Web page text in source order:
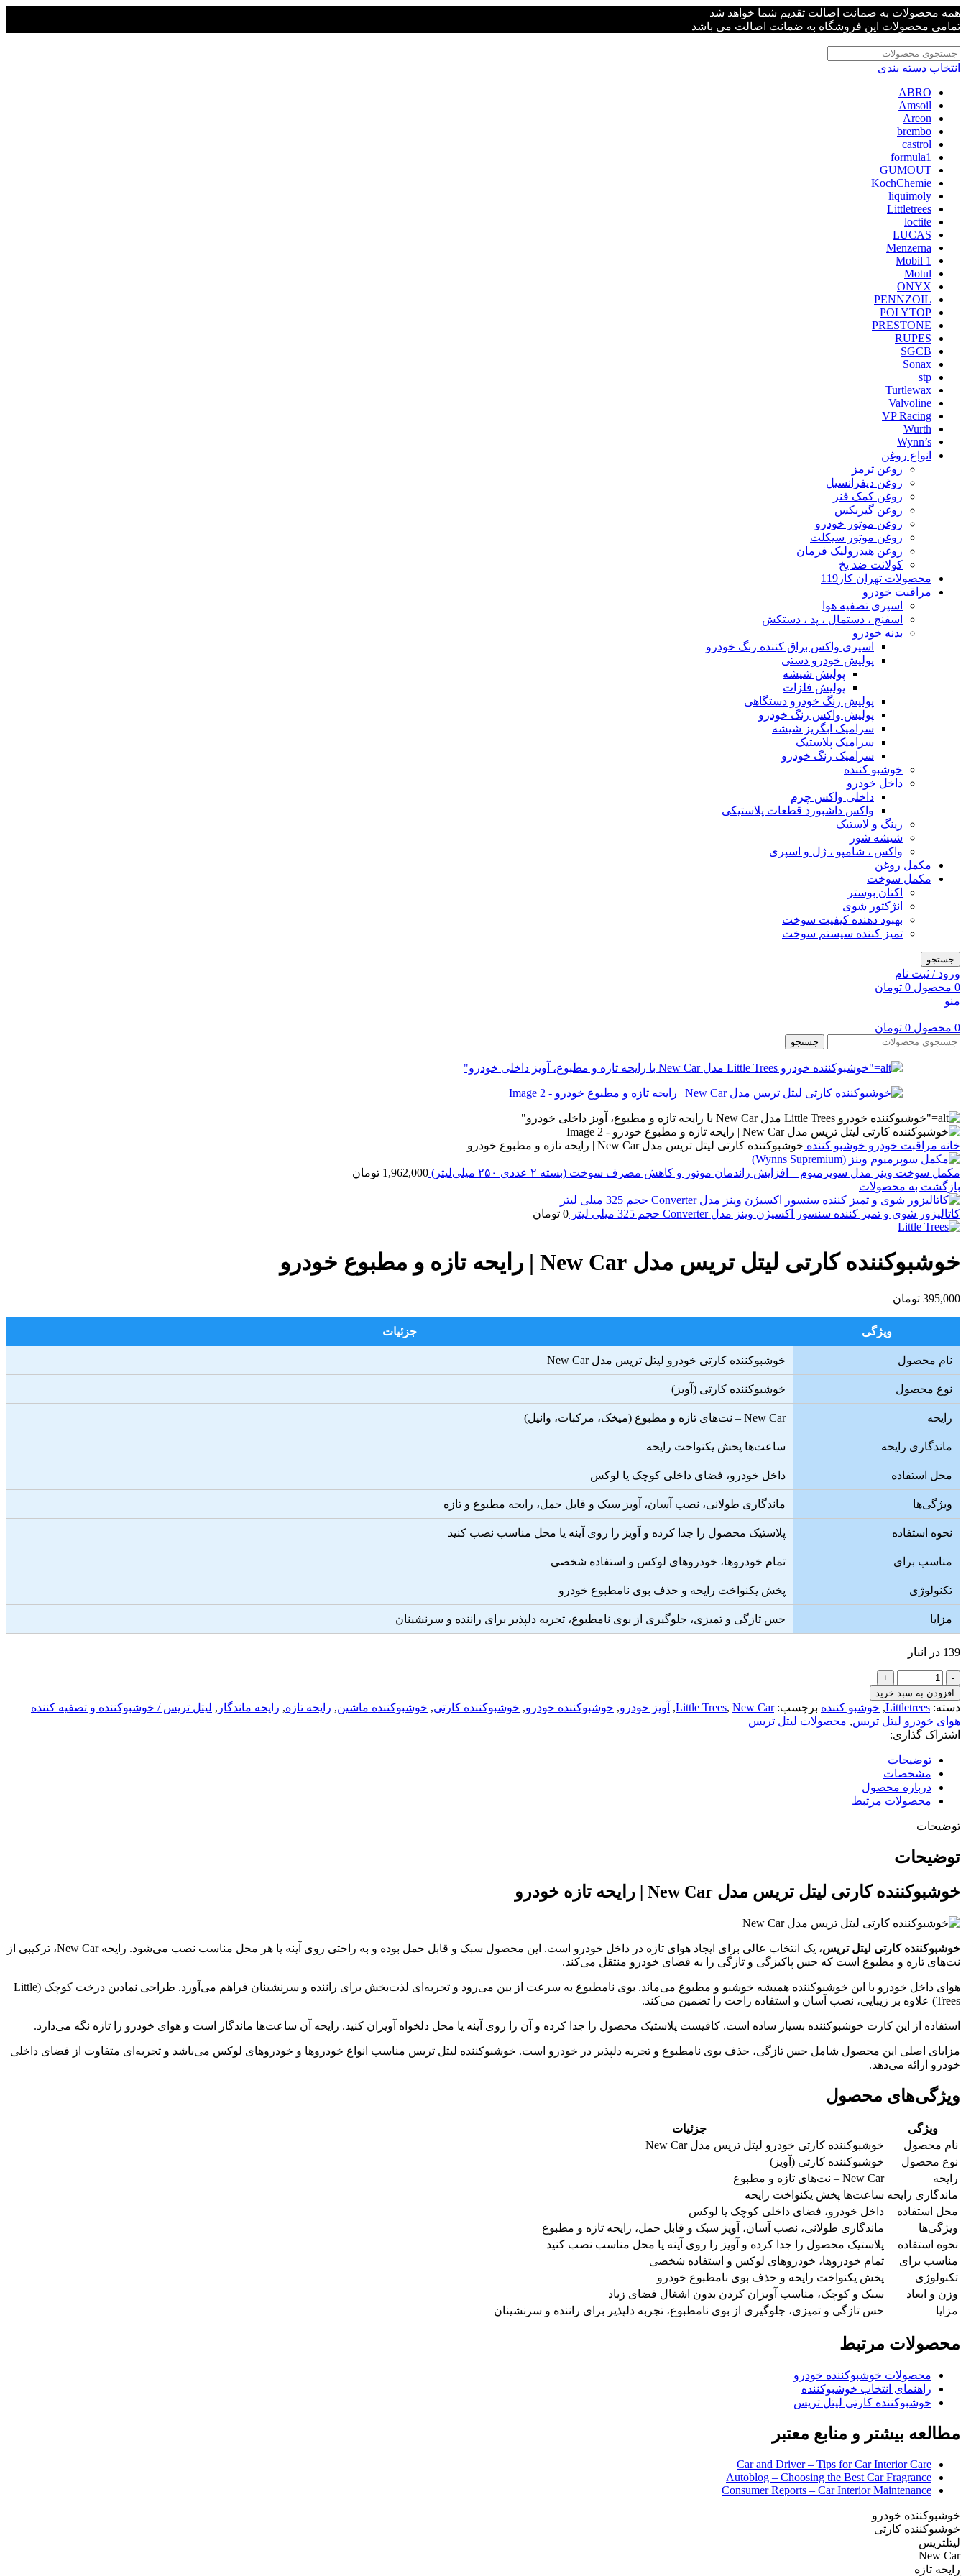
همه محصولات به ضمانت اصالت تقدیم شما خواهد شد
تمامی محصولات این فروشگاه به ضمانت اصالت می باشد
انتخاب دسته بندی
ABRO
Amsoil
Areon
brembo
castrol
formula1
GUMOUT
KochChemie
liquimoly
Littletrees
loctite
LUCAS
Menzerna
Mobil 1
Motul
ONYX
PENNZOIL
POLYTOP
PRESTONE
RUPES
SGCB
Sonax
stp
Turtlewax
Valvoline
VP Racing
Wurth
Wynn’s
انواع روغن
روغن ترمز
روغن دیفرانسیل
روغن کمک فنر
روغن گیربکس
روغن موتور خودرو
روغن موتور سیکلت
روغن هیدرولیک فرمان
کولانت ضد یخ
محصولات تهران کار119
مراقبت خودرو
اسپری تصفیه هوا
اسفنج ، دستمال ، پد ، دستکش
بدنه خودرو
اسپری واکس براق کننده رنگ خودرو
پولیش خودرو دستی
پولیش شیشه
پولیش فلزات
پولیش رنگ خودرو دستگاهی
پولیش واکس رنگ خودرو
سرامیک ابگریز شیشه
سرامیک پلاستیک
سرامیک رنگ خودرو
خوشبو کننده
داخل خودرو
داخلی واکس چرم
واکس داشبورد قطعات پلاستیکی
رینگ و لاستیک
شیشه شور
واکس ، شامپو ، ژل و اسپری
مکمل روغن
مکمل سوخت
اکتان بوستر
انژکتور شوی
بهبود دهنده کیفیت سوخت
تمیز کننده سیستم سوخت
جستجو
ورود / ثبت نام
0 محصول 0 تومان
منو
0 محصول 0 تومان
جستجو
خانه مراقبت خودرو خوشبو کننده خوشبوکننده کارتی لیتل تریس مدل New Car | رایحه تازه و مطبوع خودرو
مکمل سوخت وینز مدل سوپرمیوم – افزایش راندمان موتور و کاهش مصرف سوخت (بسته ۲ عددی ۲۵۰ میلی‌لیتر) 1,962,000 تومان
بازگشت به محصولات
کاتالیزور شوی و تمیز کننده سنسور اکسیژن وینز مدل Converter حجم 325 میلی لیتر 0 تومان
خوشبوکننده کارتی لیتل تریس مدل New Car | رایحه تازه و مطبوع خودرو
395,000 تومان
ویژگی جزئیات
نام محصول خوشبوکننده کارتی خودرو لیتل تریس مدل New Car
نوع محصول خوشبوکننده کارتی (آویز)
رایحه New Car – نت‌های تازه و مطبوع (میخک، مرکبات، وانیل)
ماندگاری رایحه ساعت‌ها پخش یکنواخت رایحه
محل استفاده داخل خودرو، فضای داخلی کوچک یا لوکس
ویژگی‌ها ماندگاری طولانی، نصب آسان، آویز سبک و قابل حمل، رایحه مطبوع و تازه
نحوه استفاده پلاستیک محصول را جدا کرده و آویز را روی آینه یا محل مناسب نصب کنید
مناسب برای تمام خودروها، خودروهای لوکس و استفاده شخصی
تکنولوژی پخش یکنواخت رایحه و حذف بوی نامطبوع خودرو
مزایا حس تازگی و تمیزی، جلوگیری از بوی نامطبوع، تجربه دلپذیر برای راننده و سرنشینان
139 در انبار
خوشبوکننده
کارتی
لیتل
تریس
مدل
New
Car
|
رایحه
تازه
مطبوع
عدد
افزودن به سبد خرید
دسته: Littletrees
, خوشبو کننده برچسب: Little Trees, New Car
, آویز خودرو, خوشبوکننده خودرو, خوشبوکننده کارتی, خوشبوکننده ماشین, رایحه تازه, رایحه ماندگار , لیتل تریس / خوشبوکننده و تصفیه کننده
هوای خودرو لیتل تریس, محصولات لیتل تریس
اشتراک گذاری:
توضیحات
مشخصات
درباره محصول
محصولات مرتبط
توضیحات
توضیحات
خوشبوکننده کارتی لیتل تریس مدل New Car | رایحه تازه خودرو
خوشبوکننده کارتی لیتل تریس
، یک انتخاب عالی برای ایجاد هوای تازه در داخل خودرو است. این محصول سبک و قابل حمل بوده و به راحتی روی آینه یا هر محل مناسب نصب می‌شود. رایحه New Car، ترکیبی از
نت‌های تازه و مطبوع است که حس پاکیزگی و تازگی را به فضای خودرو منتقل می‌کند.
هوای داخل خودرو با این خوشبوکننده همیشه خوشبو و مطبوع می‌ماند. بوی نامطبوع به سرعت از بین می‌رود و تجربه‌ای لذت‌بخش برای راننده و سرنشینان فراهم می‌آورد. طراحی نمادین درخت کوچک (Little
Trees) علاوه بر زیبایی، نصب آسان و استفاده راحت را تضمین می‌کند.
استفاده از این کارت خوشبوکننده بسیار ساده است. کافیست پلاستیک محصول را جدا کرده و آن را روی آینه یا محل دلخواه آویزان کنید. رایحه آن ساعت‌ها ماندگار است و هوای خودرو را تازه نگه می‌دارد.
مزایای اصلی این محصول شامل حس تازگی، حذف بوی نامطبوع و تجربه دلپذیر در خودرو است. خوشبوکننده لیتل تریس مناسب انواع خودروها و خودروهای لوکس می‌باشد و تجربه‌ای متفاوت از فضای داخلی
خودرو ارائه می‌دهد.
ویژگی‌های محصول
ویژگی
جزئیات
نام محصول
خوشبوکننده کارتی خودرو لیتل تریس مدل New Car
نوع محصول
خوشبوکننده کارتی (آویز)
رایحه
New Car – نت‌های تازه و مطبوع
ماندگاری رایحه ساعت‌ها پخش یکنواخت رایحه
محل استفاده
داخل خودرو، فضای داخلی کوچک یا لوکس
ویژگی‌ها
ماندگاری طولانی، نصب آسان، آویز سبک و قابل حمل، رایحه تازه و مطبوع
نحوه استفاده
پلاستیک محصول را جدا کرده و آویز را روی آینه یا محل مناسب نصب کنید
مناسب برای
تمام خودروها، خودروهای لوکس و استفاده شخصی
تکنولوژی
پخش یکنواخت رایحه و حذف بوی نامطبوع خودرو
وزن و ابعاد
سبک و کوچک، مناسب آویزان کردن بدون اشغال فضای زیاد
مزایا
حس تازگی و تمیزی، جلوگیری از بوی نامطبوع، تجربه دلپذیر برای راننده و سرنشینان
محصولات مرتبط
محصولات خوشبوکننده خودرو
راهنمای انتخاب خوشبوکننده
خوشبوکننده کارتی لیتل تریس
مطالعه بیشتر و منابع معتبر
Car and Driver – Tips for Car Interior Care
Autoblog – Choosing the Best Car Fragrance
Consumer Reports – Car Interior Maintenance
خوشبوکننده خودرو
خوشبوکننده کارتی
لیتلتریس
New Car
رایحه تازه